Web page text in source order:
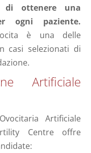
di ottenere una
ogni paziente.
è una delle
casi selezionati di
Artificiale
Artificiale
Centre offre